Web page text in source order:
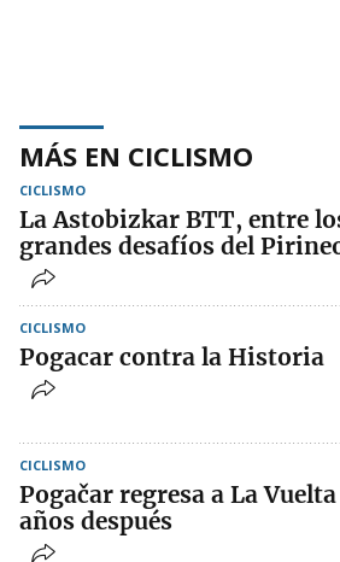
MÁS EN CICLISMO
CICLISMO
La Astobizkar BTT, entre
grandes desafíos del
CICLISMO
Pogacar contra la Historia
CICLISMO
Pogačar regresa a La
años después